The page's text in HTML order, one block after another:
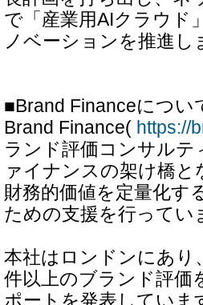
で「産業用AIクラウド
ノベーションを推進し
■Brand Financeについ
Brand Finance( https://
ランド評価コンサル
ァイナンスの架け橋
財務的価値を定量化す
ための支援を行ってい
本社はロンドンにあり
件以上のブランド評価
ポートを発表していま